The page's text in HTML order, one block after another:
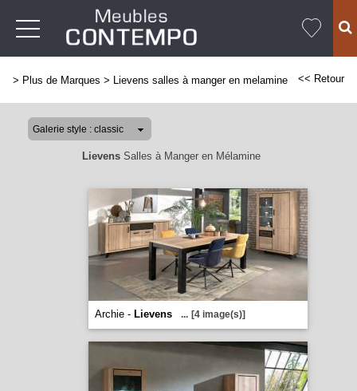
> Plus de Marques > Lievens salles à manger en melamine << Retour
LievensSalles à Manger en Mélamine
Archie - Lievens ... [4 image(s)]